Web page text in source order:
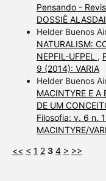
Pensando -
DOSSIÊ
Helder Buenos
NATURALISM:
NEPFIL-UFPEL ,
9 (2014): VARIA
Helder Buenos
MACINTYRE E A
DE UM
Filosofia: v. 6 n.
MACINTYRE/
<< < 1 2 3 4 > >>